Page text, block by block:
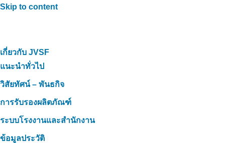
Skip to content
เกี่ยวกับ JVSF
แนะนำทั่วไป
วิสัยทัศน์ – พันธกิจ
การรับรองผลิตภัณฑ์
ระบบโรงงานและสำนักงาน
ข้อมูลประวัติ